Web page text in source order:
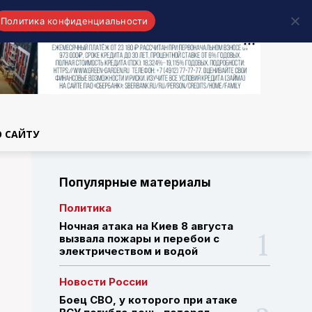
САЙТУ
Популярные материалы
Политика
Ночная атака на Киев 8 августа
вызвала пожары и перебои с
электричеством и водой
Новости России
Боец СВО, у которого при атаке
Политика конфиденциальности